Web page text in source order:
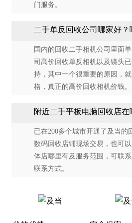
门服务。
二手单反回收公司哪家好
国内的回收二手相机公司里面
司高价回收单反相机以及镜头
持，其中一个很重要的原因，
格，真正的高价回收相机价钱。
附近二手平板电脑回收店
已在200多个城市开通了及当的
数码回收店铺现场交易，也可
体店哪里有及服务范围，可联
联系方式。